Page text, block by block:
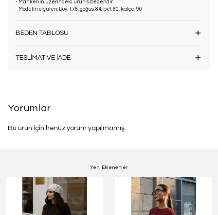
- Mankenin üzerindeki ürün s bedendir.
- Modelin ölçüleri: Boy: 1.76, göğüs: 84, bel: 60, kalça: 90
BEDEN TABLOSU
TESLİMAT VE İADE
Yorumlar
Bu ürün için henüz yorum yapılmamış.
Yeni Eklenenler